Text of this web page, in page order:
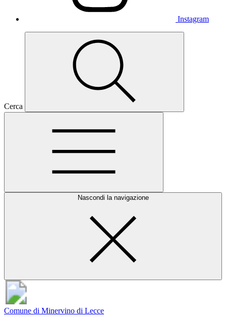
Instagram
Cerca
Nascondi la navigazione
Comune di Minervino di Lecce